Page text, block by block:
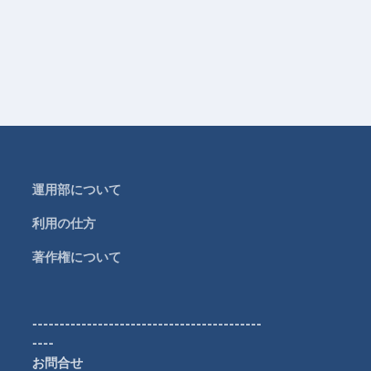
運用部について
利用の仕方
著作権について
------------------------------------------
----
お問合せ